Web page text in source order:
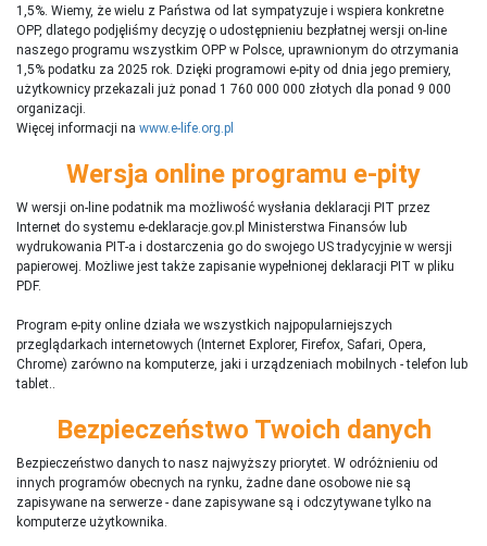
1,5%. Wiemy, że wielu z Państwa od lat sympatyzuje i wspiera konkretne
OPP, dlatego podjęliśmy decyzję o udostępnieniu bezpłatnej wersji on-line
naszego programu wszystkim OPP w Polsce, uprawnionym do otrzymania
1,5% podatku za 2025 rok. Dzięki programowi e-pity od dnia jego premiery,
użytkownicy przekazali już ponad 1 760 000 000 złotych dla ponad 9 000
organizacji.
Więcej informacji na www.e-life.org.pl
Wersja online programu e-pity
W wersji on-line podatnik ma możliwość wysłania deklaracji PIT przez
Internet do systemu e-deklaracje.gov.pl Ministerstwa Finansów lub
wydrukowania PIT-a i dostarczenia go do swojego US tradycyjnie w wersji
papierowej. Możliwe jest także zapisanie wypełnionej deklaracji PIT w pliku
PDF.
Program e-pity online działa we wszystkich najpopularniejszych
przeglądarkach internetowych (Internet Explorer, Firefox, Safari, Opera,
Chrome) zarówno na komputerze, jaki i urządzeniach mobilnych - telefon lub
tablet..
Bezpieczeństwo Twoich danych
Bezpieczeństwo danych to nasz najwyższy priorytet. W odróżnieniu od
innych programów obecnych na rynku, żadne dane osobowe nie są
zapisywane na serwerze - dane zapisywane są i odczytywane tylko na
komputerze użytkownika.